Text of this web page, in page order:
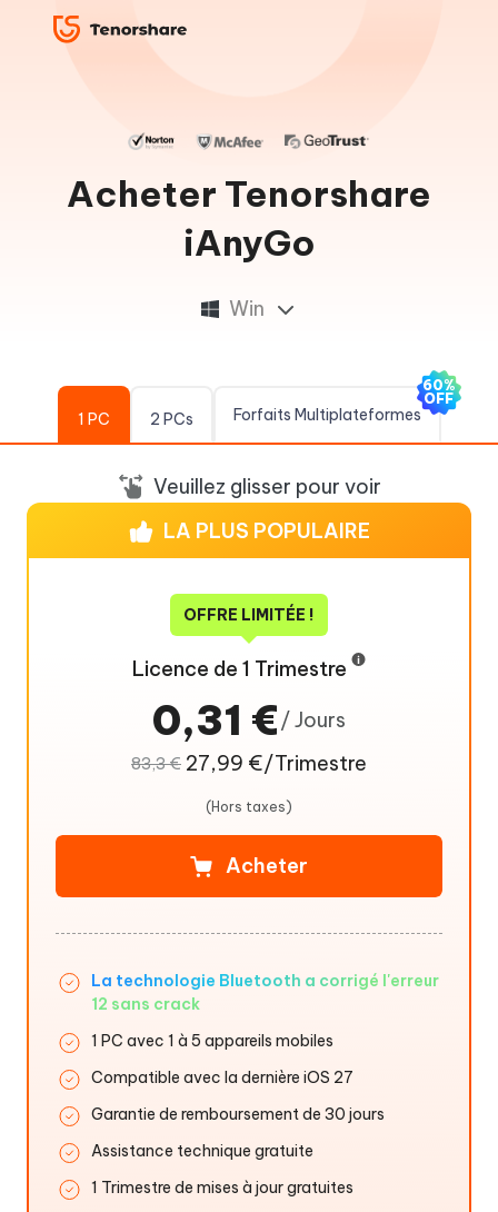
Acheter Tenorshare
iAnyGo
Win
1 PC 2 PCs Forfaits Multiplateformes
60%
OFF
Veuillez glisser pour voir
LA PLUS POPULAIRE
OFFRE LIMITÉE !
Licence de 1 Trimestre
0,31 € / Jours
83,3 € 27,99 €/Trimestre
(Hors taxes)
Acheter
La technologie Bluetooth a corrigé l'erreur
12 sans crack
1 PC avec 1 à 5 appareils mobiles
Compatible avec la dernière iOS 27
Garantie de remboursement de 30 jours
Assistance technique gratuite
1 Trimestre de mises à jour gratuites